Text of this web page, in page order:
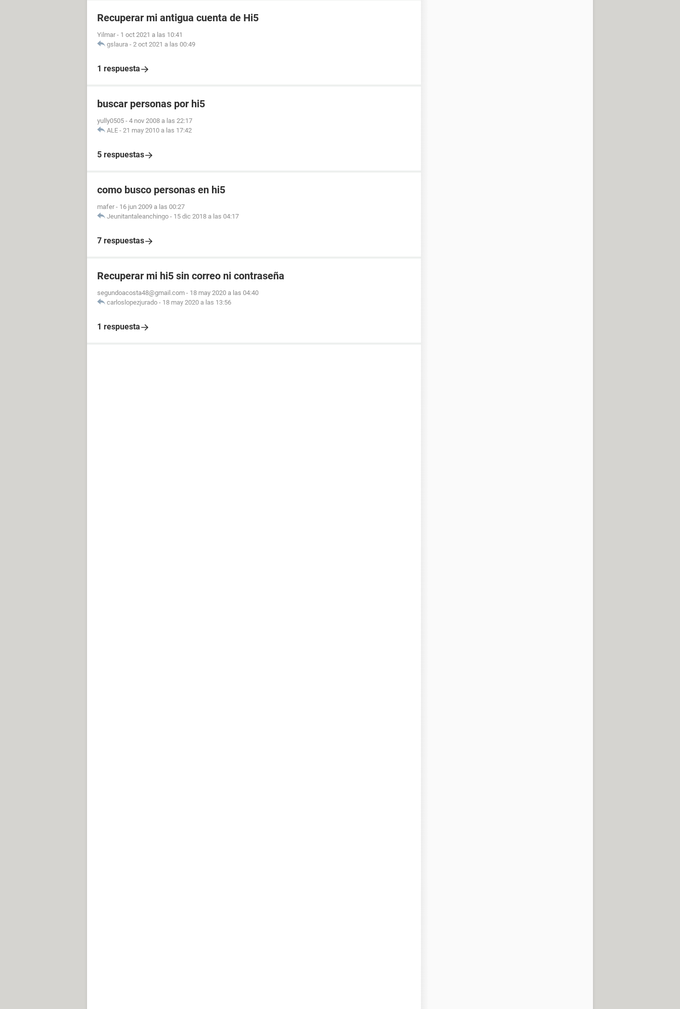
Recuperar mi antigua cuenta de Hi5
Yilmar - 1 oct 2021 a las 10:41
gslaura - 2 oct 2021 a las 00:49
1 respuesta
buscar personas por hi5
yully0505 - 4 nov 2008 a las 22:17
ALE - 21 may 2010 a las 17:42
5 respuestas
como busco personas en hi5
mafer - 16 jun 2009 a las 00:27
Jeunitantaleanchingo - 15 dic 2018 a las 04:17
7 respuestas
Recuperar mi hi5 sin correo ni contraseña
segundoacosta48@gmail.com - 18 may 2020 a las 04:40
carloslopezjurado - 18 may 2020 a las 13:56
1 respuesta